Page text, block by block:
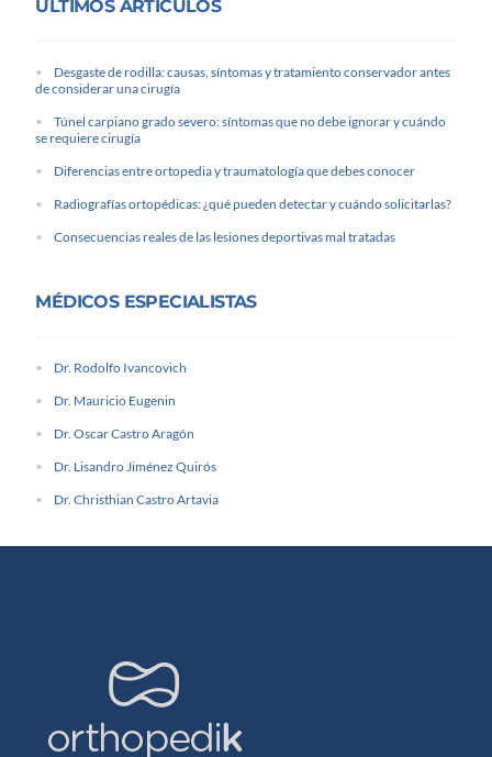
ULTIMOS ARTÍCULOS
Desgaste de rodilla: causas, síntomas y tratamiento conservador antes
de considerar una cirugía
Túnel carpiano grado severo: síntomas que no debe ignorar y cuándo
se requiere cirugía
Diferencias entre ortopedia y traumatología que debes conocer
Radiografías ortopédicas: ¿qué pueden detectar y cuándo solicitarlas?
Consecuencias reales de las lesiones deportivas mal tratadas
MÉDICOS ESPECIALISTAS
Dr. Rodolfo Ivancovich
Dr. Mauricio Eugenin
Dr. Oscar Castro Aragón
Dr. Lisandro Jiménez Quirós
Dr. Christhian Castro Artavia